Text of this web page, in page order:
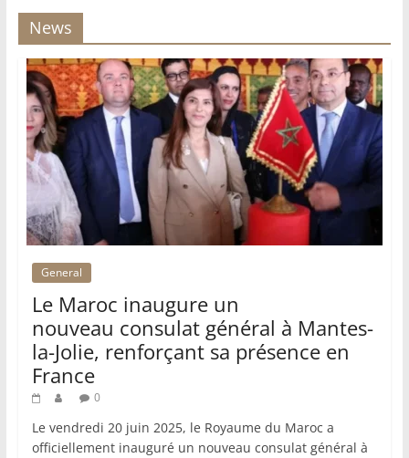
News
General
Le Maroc inaugure un
nouveau consulat général à Mantes-
la-Jolie, renforçant sa présence en
France
0
Le vendredi 20 juin 2025, le Royaume du Maroc a
officiellement inauguré un nouveau consulat général à